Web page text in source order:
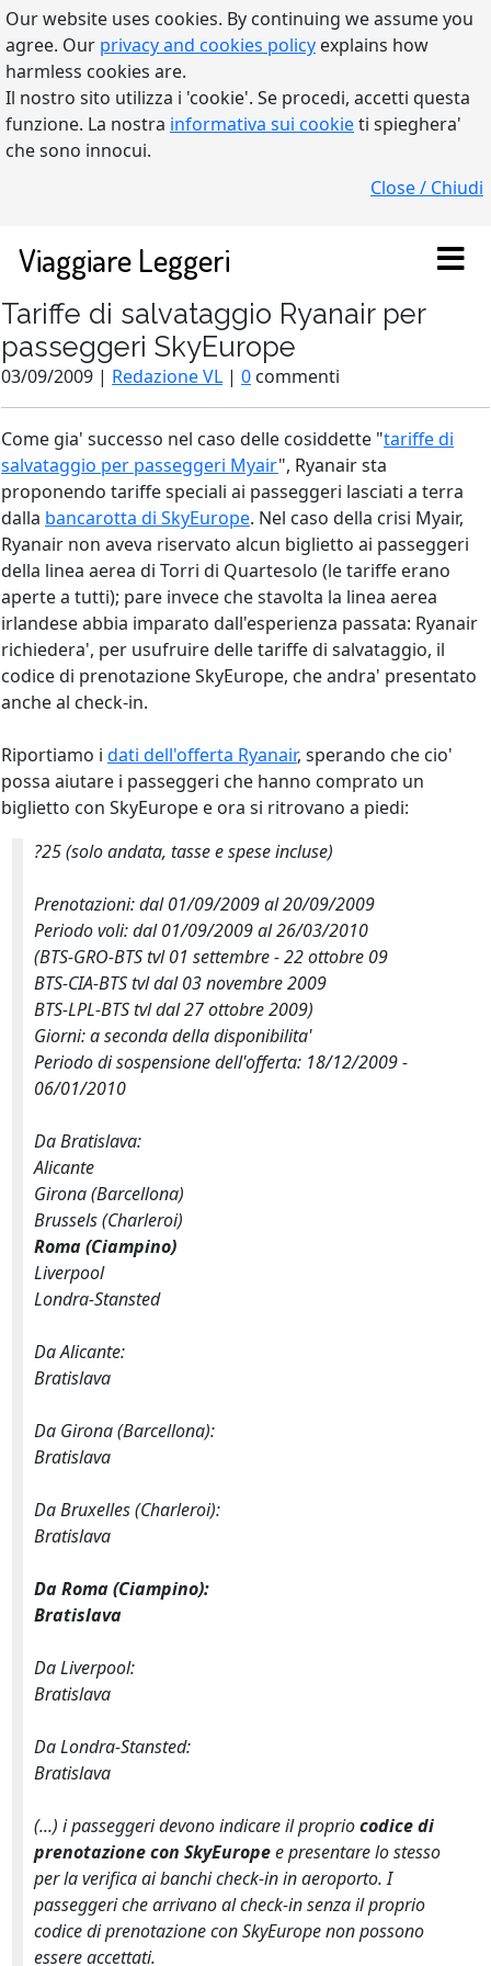
Our website uses cookies. By continuing we assume you
agree. Our privacy and cookies policy explains how
harmless cookies are.
Il nostro sito utilizza i 'cookie'. Se procedi, accetti questa
funzione. La nostra informativa sui cookieti spieghera'
che sono innocui.
Close / Chiudi
Viaggiare Leggeri
Tariffe di salvataggio Ryanair per
passeggeri SkyEurope
03/09/2009 | Redazione VL | 0 commenti
Come gia' successo nel caso delle cosiddette "tariffe di
salvataggio per passeggeri Myair", Ryanair sta
proponendo tariffe speciali ai passeggeri lasciati a terra
dalla bancarotta di SkyEurope. Nel caso della crisi Myair,
Ryanair non aveva riservato alcun biglietto ai passeggeri
della linea aerea di Torri di Quartesolo (le tariffe erano
aperte a tutti); pare invece che stavolta la linea aerea
irlandese abbia imparato dall'esperienza passata: Ryanair
richiedera', per usufruire delle tariffe di salvataggio, il
codice di prenotazione SkyEurope, che andra' presentato
anche al check-in.
Riportiamo i dati dell'offerta Ryanair, sperando che cio'
possa aiutare i passeggeri che hanno comprato un
biglietto con SkyEurope e ora si ritrovano a piedi:
?25 (solo andata, tasse e spese incluse)
Prenotazioni: dal 01/09/2009 al 20/09/2009
Periodo voli: dal 01/09/2009 al 26/03/2010
(BTS-GRO-BTS tvl 01 settembre - 22 ottobre 09
BTS-CIA-BTS tvl dal 03 novembre 2009
BTS-LPL-BTS tvl dal 27 ottobre 2009)
Giorni: a seconda della disponibilita'
Periodo di sospensione dell'offerta: 18/12/2009 -
06/01/2010
Da Bratislava:
Alicante
Girona (Barcellona)
Brussels (Charleroi)
Roma (Ciampino)
Liverpool
Londra-Stansted
Da Alicante:
Bratislava
Da Girona (Barcellona):
Bratislava
Da Bruxelles (Charleroi):
Bratislava
Da Roma (Ciampino):
Bratislava
Da Liverpool:
Bratislava
Da Londra-Stansted:
Bratislava
(...) i passeggeri devono indicare il propriocodice di
prenotazione con SkyEuropee presentare lo stesso
per la verifica ai banchi check-in in aeroporto. I
passeggeri che arrivano al check-in senza il proprio
codice di prenotazione con SkyEurope non possono
essere accettati.